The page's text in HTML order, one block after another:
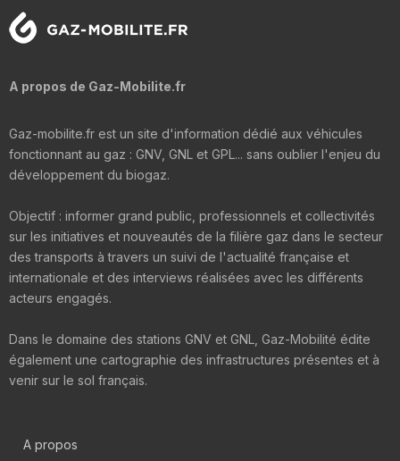
A propos de Gaz-Mobilite.fr
Gaz-mobilite.fr est un site d'information dédié aux véhicules
fonctionnant au gaz : GNV, GNL et GPL... sans oublier l'enjeu du
développement du biogaz.
Objectif : informer grand public, professionnels et collectivités
sur les initiatives et nouveautés de la filière gaz dans le secteur
des transports à travers un suivi de l'actualité française et
internationale et des interviews réalisées avec les différents
acteurs engagés.
Dans le domaine des stations GNV et GNL, Gaz-Mobilité édite
également une cartographie des infrastructures présentes et à
venir sur le sol français.
A propos